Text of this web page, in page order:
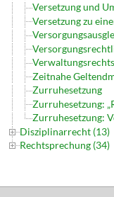
Versetzung und
Versetzung zu
Zeitnahe
Zurruhesetzung
Zurruhesetzung:
Zurruhesetzung:
Disziplinarrecht (13)
Rechtsprechung (34)